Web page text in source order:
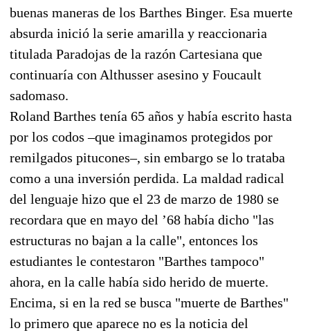
buenas maneras de los Barthes Binger. Esa muerte
absurda inició la serie amarilla y reaccionaria
titulada Paradojas de la razón Cartesiana que
continuaría con Althusser asesino y Foucault
sadomaso.
Roland Barthes tenía 65 años y había escrito hasta
por los codos –que imaginamos protegidos por
remilgados pitucones–, sin embargo se lo trataba
como a una inversión perdida. La maldad radical
del lenguaje hizo que el 23 de marzo de 1980 se
recordara que en mayo del ’68 había dicho "las
estructuras no bajan a la calle", entonces los
estudiantes le contestaron "Barthes tampoco"
ahora, en la calle había sido herido de muerte.
Encima, si en la red se busca "muerte de Barthes"
lo primero que aparece no es la noticia del